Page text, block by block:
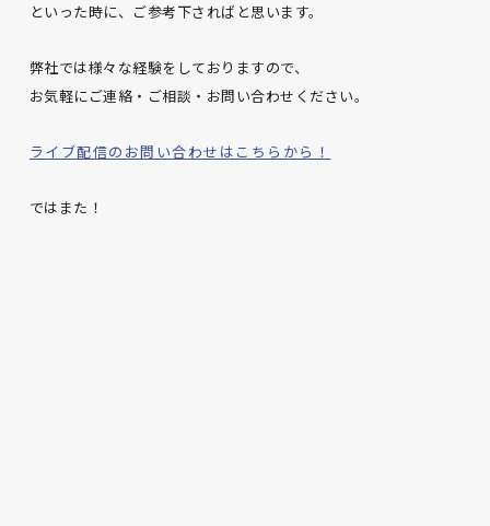
といった時に、ご参考下さればと思います。
弊社では様々な経験をしておりますので、
お気軽にご連絡・ご相談・お問い合わせください。
ライブ配信のお問い合わせはこちらから！
ではまた！